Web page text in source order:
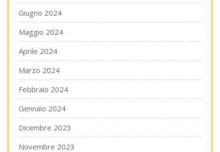
Giugno 2024
Maggio 2024
Aprile 2024
Marzo 2024
Febbraio 2024
Gennaio 2024
Dicembre 2023
Novembre 2023